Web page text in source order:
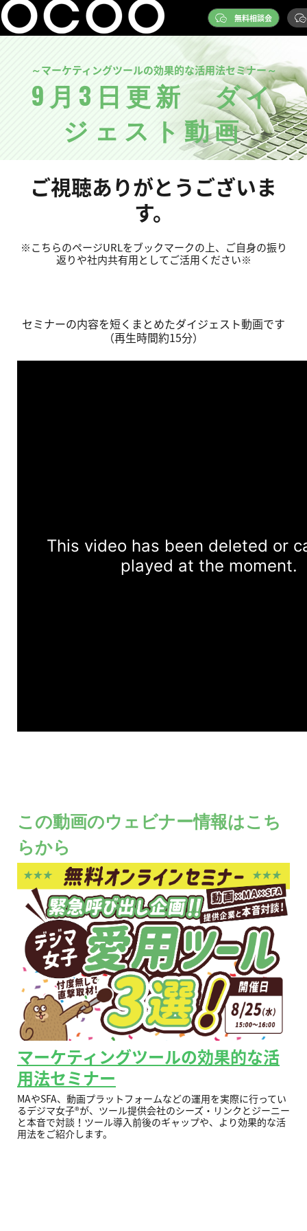
無料相談会
～マーケティングツールの効果的な活用法セミナー～
9月3日更新 ダイ
ジェスト動画
ご視聴ありがとうございま
す。
※こちらのページURLをブックマークの上、ご自身の振り
返りや社内共有用としてご活用ください※
セミナーの内容を短くまとめたダイジェスト動画です
（再生時間約15分）
この動画のウェビナー情報はこち
らから
マーケティングツールの効果的な活
用法セミナー
MAやSFA、動画プラットフォームなどの運用を実際に行ってい
るデジマ女子®︎が、ツール提供会社のシーズ・リンクとジーニー
と本音で対談！ツール導入前後のギャップや、より効果的な活
用法をご紹介します。